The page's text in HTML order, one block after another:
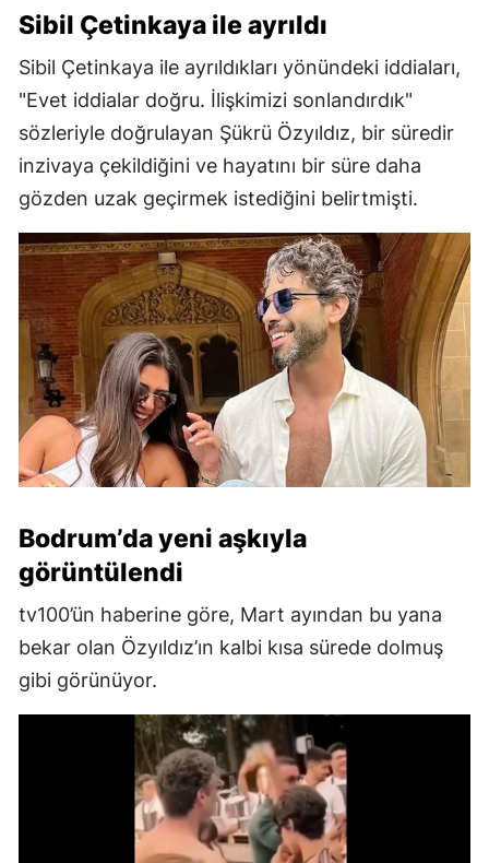
Sibil Çetinkaya ile ayrıldı
Sibil Çetinkaya ile ayrıldıkları yönündeki iddiaları,
"Evet iddialar doğru. İlişkimizi sonlandırdık"
sözleriyle doğrulayan Şükrü Özyıldız, bir süredir
inzivaya çekildiğini ve hayatını bir süre daha
gözden uzak geçirmek istediğini belirtmişti.
Bodrum’da yeni aşkıyla
görüntülendi
tv100’ün haberine göre, Mart ayından bu yana
bekar olan Özyıldız’ın kalbi kısa sürede dolmuş
gibi görünüyor.